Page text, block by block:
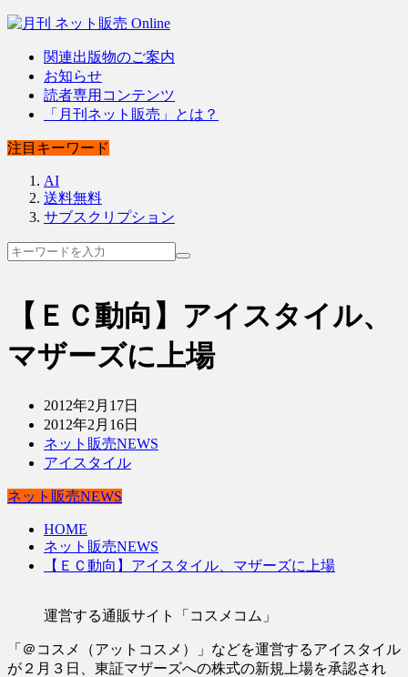
関連出版物のご案内
お知らせ
読者専用コンテンツ
「月刊ネット販売」とは？
注目キーワード
AI
送料無料
サブスクリプション
【ＥＣ動向】アイスタイル、
マザーズに上場
2012年2月17日
2012年2月16日
ネット販売NEWS
アイスタイル
ネット販売NEWS
HOME
ネット販売NEWS
【ＥＣ動向】アイスタイル、マザーズに上場
運営する通販サイト「コスメコム」
「＠コスメ（アットコスメ）」などを運営するアイスタイル
が２月３日、東証マザーズへの株式の新規上場を承認され